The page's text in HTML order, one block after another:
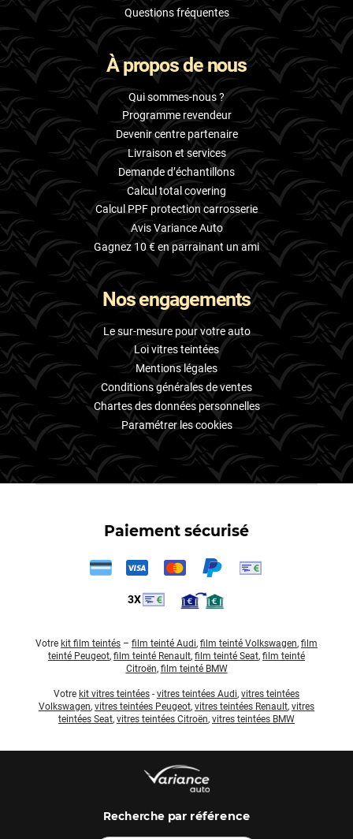
Questions fréquentes
À propos de nous
Qui sommes-nous ?
Programme revendeur
Devenir centre partenaire
Livraison et services
Demande d’échantillons
Calcul total covering
Calcul PPF protection carrosserie
Avis Variance Auto
Gagnez 10 € en parrainant un ami
Nos engagements
Le sur-mesure pour votre auto
Loi vitres teintées
Mentions légales
Conditions générales de ventes
Chartes des données personnelles
Paramétrer les cookies
Paiement sécurisé
3X
Votre kit film teintés – film teinté Audi, film teinté Volkswagen, film
teinté Peugeot, film teinté Renault, film teinté Seat, film teinté
Citroën, film teinté BMW
Votre kit vitres teintées - vitres teintées Audi, vitres teintées
Volkswagen, vitres teintées Peugeot, vitres teintées Renault, vitres
teintées Seat, vitres teintées Citroën, vitres teintées BMW
Recherchepar référence